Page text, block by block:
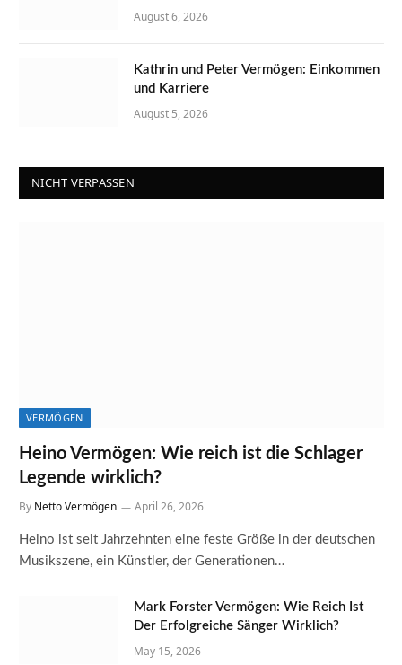
August 6, 2026
Kathrin und Peter Vermögen: Einkommen
und Karriere
August 5, 2026
NICHT VERPASSEN
VERMÖGEN
Heino Vermögen: Wie reich ist die Schlager
Legende wirklich?
By Netto Vermögen April 26, 2026
Heino ist seit Jahrzehnten eine feste Größe in der deutschen
Musikszene, ein Künstler, der Generationen…
Mark Forster Vermögen: Wie Reich Ist
Der Erfolgreiche Sänger Wirklich?
May 15, 2026